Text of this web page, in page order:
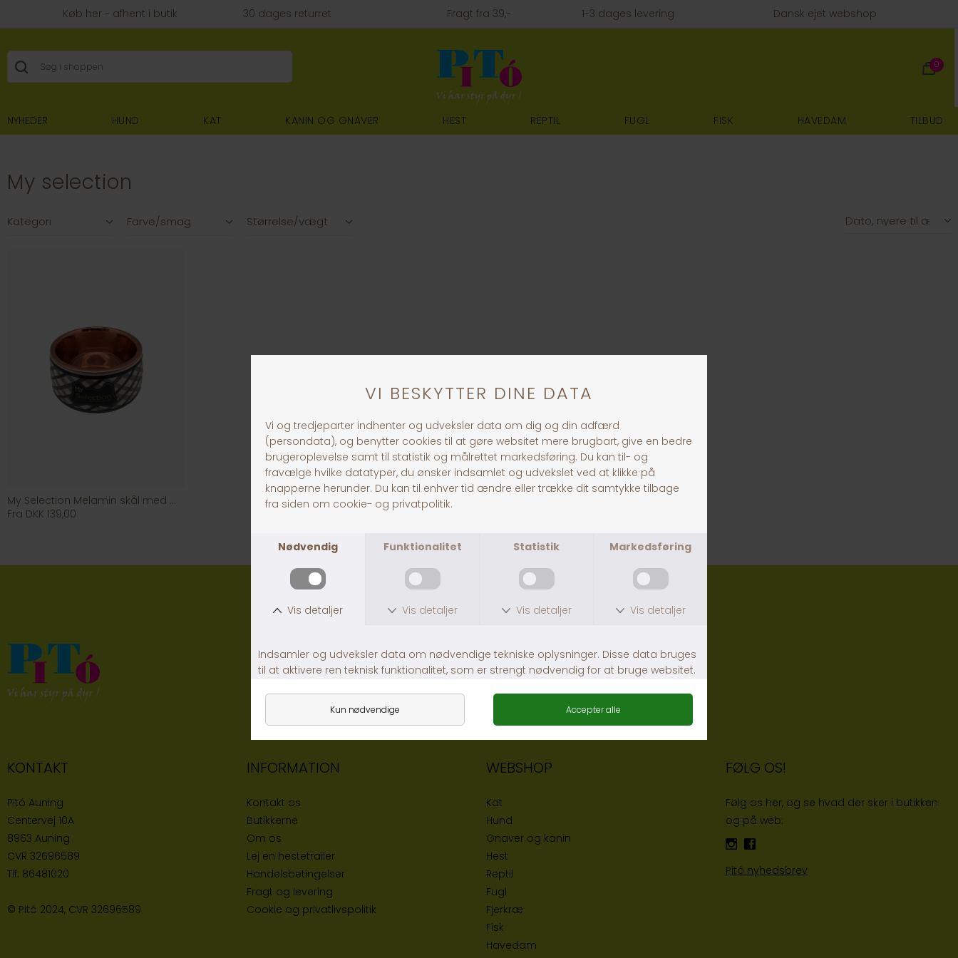
Køb her - afhent i butik 30 dages returret Fragt fra 39,- 1-3 dages levering Dansk ejet webshop
0
NYHEDER HUND KAT KANIN OG GNAVER HEST REPTIL FUGL FISK HAVEDAM TILBUD
My selection
Kategori Farve/smag Størrelse/vægt
My Selection Melamin skål med kobber 1,5 l
Fra DKK 139,00
KONTAKT
Pitó Auning
Centervej 10A
8963 Auning
CVR 32696589
Tlf: 86481020
© Pitó 2024, CVR 32696589
INFORMATION
Kontakt os
Butikkerne
Om os
Lej en hestetrailer
Handelsbetingelser
Fragt og levering
Cookie og privatlivspolitik
WEBSHOP
Kat
Hund
Gnaver og kanin
Hest
Reptil
Fugl
Fjerkræ
Fisk
Havedam
FØLG OS!
Følg os her, og se hvad der sker i butikken
og på web:
Pitó nyhedsbrev